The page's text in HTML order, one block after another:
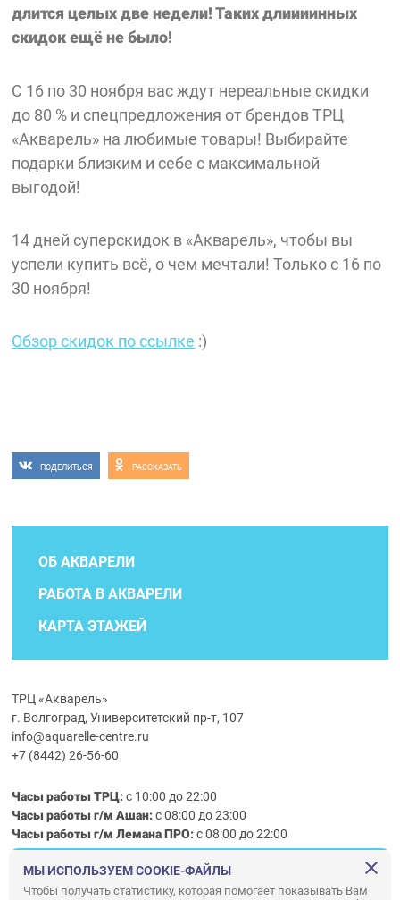
длится целых две недели! Таких длиииинных
скидок ещё не было!
С 16 по 30 ноября вас ждут нереальные скидки
до 80 % и спецпредложения от брендов ТРЦ
«Акварель» на любимые товары! Выбирайте
подарки близким и себе с максимальной
выгодой!
14 дней суперскидок в «Акварель», чтобы вы
успели купить всё, о чем мечтали! Только с 16 по
30 ноября!
Обзор скидок по ссылке :)
ПОДЕЛИТЬСЯ РАССКАЗАТЬ
ОБ АКВАРЕЛИ
РАБОТА В АКВАРЕЛИ
КАРТА ЭТАЖЕЙ
ТРЦ «Акварель»
г. Волгоград, Университетский пр-т, 107
info@aquarelle-centre.ru
+7 (8442) 26-56-60
Часы работы ТРЦ:с 10:00 до 22:00
Часы работы г/м Ашан:с 08:00 до 23:00
Часы работыг/мЛемана ПРО:с 08:00 до 22:00
Правила посещения ТРЦ «Акварель»
МЫ ИСПОЛЬЗУЕМ COOKIE-ФАЙЛЫ
Чтобы получать статистику, которая помогает показывать Вам